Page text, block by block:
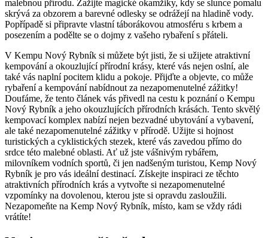
malebnou přírodu. Zažijte magické okamžiky, kdy se slunce pomalu
skrývá za obzorem a barevné odlesky se odrážejí na hladině vody.
Popřípadě si připravte vlastní táborákovou atmosféru s krbem a
posezením a podělte se o dojmy z vašeho rybaření s přáteli.
V Kempu Nový Rybník si můžete být jisti, že si užijete atraktivní
kempování a okouzlující přírodní krásy, které vás nejen oslní, ale
také vás naplní pocitem klidu a pokoje. Přijďte a objevte, co může
rybaření a kempování nabídnout za nezapomenutelné zážitky!
Doufáme, že tento článek vás přivedl na cestu k poznání o Kempu
Nový Rybník a jeho okouzlujících přírodních krásách. Tento skvělý
kempovací komplex nabízí nejen bezvadné ubytování a vybavení,
ale také nezapomenutelné zážitky v přírodě. Užijte si hojnost
turistických a cyklistických stezek, které vás zavedou přímo do
srdce této malebné oblasti. Ať už jste vášnivým rybářem,
milovníkem vodních sportů, či jen nadšeným turistou, Kemp Nový
Rybník je pro vás ideální destinací. Získejte inspiraci ze těchto
atraktivních přírodních krás a vytvořte si nezapomenutelné
vzpomínky na dovolenou, kterou jste si opravdu zasloužili.
Nezapomeňte na Kemp Nový Rybník, místo, kam se vždy rádi
vrátíte!